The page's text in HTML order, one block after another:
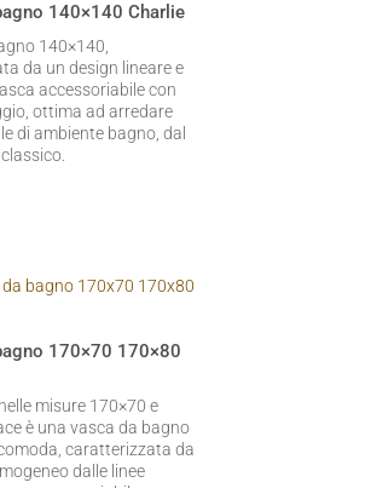
140×140 Charlie
140×140,
da un design lineare e
accessoriabile con
ottima ad arredare
di ambiente bagno, dal
170×70 170×80
misure 170×70 e
è una vasca da bagno
caratterizzata da
dalle linee